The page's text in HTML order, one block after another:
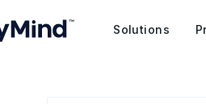
Solutions